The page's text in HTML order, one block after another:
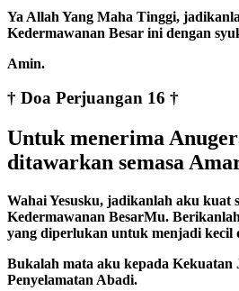
Ya Allah Yang Maha Tinggi,
Kedermawanan Besar ini dengan
Amin.
† Doa Perjuangan 16 †
Untuk menerima
ditawarkan semasa
Wahai Yesusku, jadikanlah aku kuat
Kedermawanan BesarMu.
yang diperlukan untuk menjadi kecil
Bukalah mata aku kepada Kekuatan
Penyelamatan Abadi.